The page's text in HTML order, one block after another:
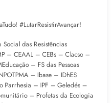
#LutarResistirAvançar!
das Resistências
– CEAAL – CEBs – Clacso –
– FS das Pessoas
– Ibase – IDhES
Parrhesia – IPF – Geledés –
– Profetas da Ecologia